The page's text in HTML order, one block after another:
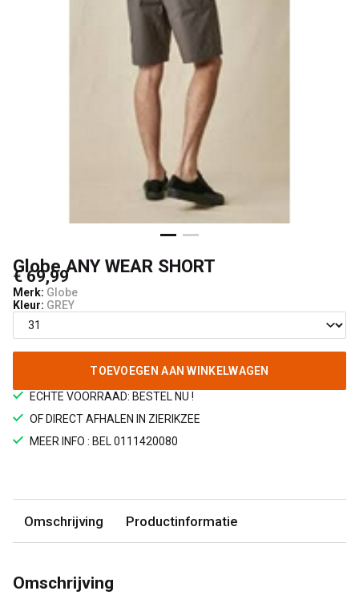
Globe ANY WEAR SHORT
€ 69,99
Merk: Globe
Kleur: GREY
TOEVOEGEN AAN WINKELWAGEN
ECHTE VOORRAAD: BESTEL NU !
OF DIRECT AFHALEN IN ZIERIKZEE
MEER INFO : BEL 0111420080
Omschrijving Productinformatie
Omschrijving